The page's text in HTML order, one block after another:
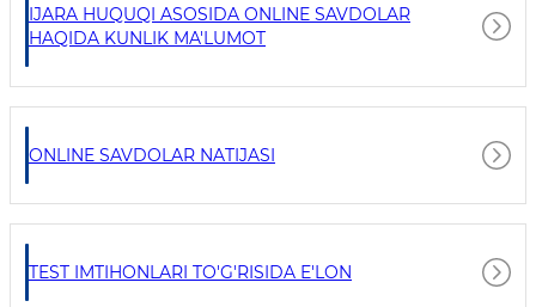
IJARA HUQUQI ASOSIDA ONLINE SAVDOLAR
HAQIDA KUNLIK MA'LUMOT
ONLINE SAVDOLAR NATIJASI
TEST IMTIHONLARI TO'G'RISIDA E'LON